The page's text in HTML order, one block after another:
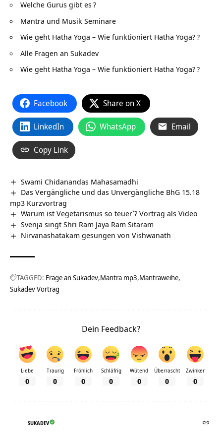
Welche Gurus gibt es?
Mantra und Musik Seminare
Wie geht Hatha Yoga – Wie funktioniert Hatha Yoga??
Alle Fragen an Sukadev
Wie geht Hatha Yoga – Wie funktioniert Hatha Yoga??
Facebook Share on X
LinkedIn WhatsApp Email
Copy Link
Swami Chidanandas Mahasamadhi
Das Vergängliche und das Unvergängliche BhG 15.18
mp3 Kurzvortrag
Warum ist Vegetarismus so teuer`? Vortrag als Video
Svenja singt Shri Ram Jaya Ram Sitaram
Nirvanashatakam gesungen von Vishwanath
TAGGED: Frage an Sukadev Mantra mp3 Mantraweihe
Sukadev Vortrag
Dein Feedback?
Liebe
0
Traurig
0
Fröhlich
0
Schläfrig
0
Wütend
0
Überrascht
0
Zwinker
0
SUKADEV